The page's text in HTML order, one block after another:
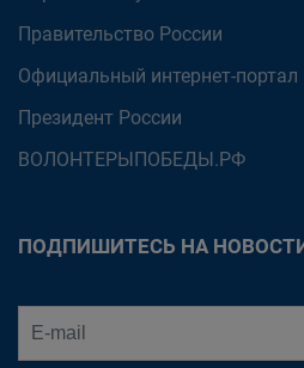
Правительство России
Официальный интернет-
Президент России
ВОЛОНТЕРЫПОБЕДЫ.РФ
ПОДПИШИТЕСЬ НА